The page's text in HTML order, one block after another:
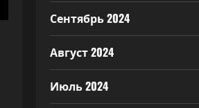
Сентябрь 2024
Август 2024
Июль 2024